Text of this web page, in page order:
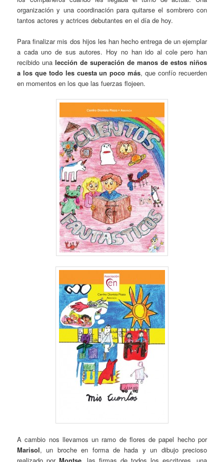
organización y una coordinación para quitarse el sombrero con
tantos actores y actrices debutantes en el día de hoy.
Para finalizar mis dos hijos les han hecho entrega de un ejemplar
a cada uno de sus autores. Hoy no han ido al cole pero han
recibido unalección de superación de manos de estos niños
a los que todo les cuesta un poco más, que confío recuerden
en momentos en los que las fuerzas flojeen.
A cambio nos llevamos un ramo de flores de papel hecho por
Marisol, un broche en forma de hada y un dibujo precioso